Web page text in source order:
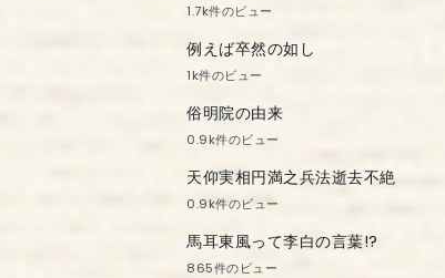
1.7k件のビュー
例えば卒然の如し
1k件のビュー
俗明院の由来
0.9k件のビュー
天仰実相円満之兵法逝去不絶
0.9k件のビュー
馬耳東風って李白の言葉!?
865件のビュー